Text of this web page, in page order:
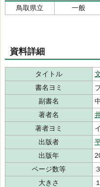
鳥取県立
一般
資料詳細
タイトル
書名ヨミ
副書名
著者名
著者ヨミ
出版者
出版年
ページ数等
大きさ